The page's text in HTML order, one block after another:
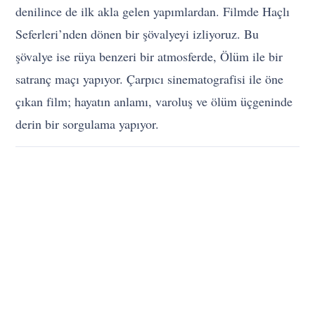
denilince de ilk akla gelen yapımlardan. Filmde Haçlı
Seferleri’nden dönen bir şövalyeyi izliyoruz. Bu
şövalye ise rüya benzeri bir atmosferde, Ölüm ile bir
satranç maçı yapıyor. Çarpıcı sinematografisi ile öne
çıkan film; hayatın anlamı, varoluş ve ölüm üçgeninde
derin bir sorgulama yapıyor.